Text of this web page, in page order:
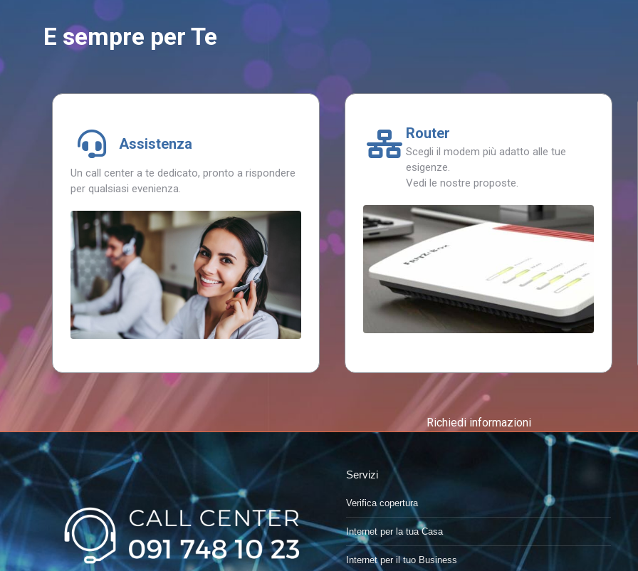
E sempre per Te
Assistenza
Un call center a te dedicato, pronto a rispondere
per qualsiasi evenienza.
Router
Scegli il modem più adatto alle tue
esigenze.
Vedi le nostre proposte.
Richiedi informazioni
Servizi
Verifica copertura
Internet per la tua Casa
Internet per il tuo Business